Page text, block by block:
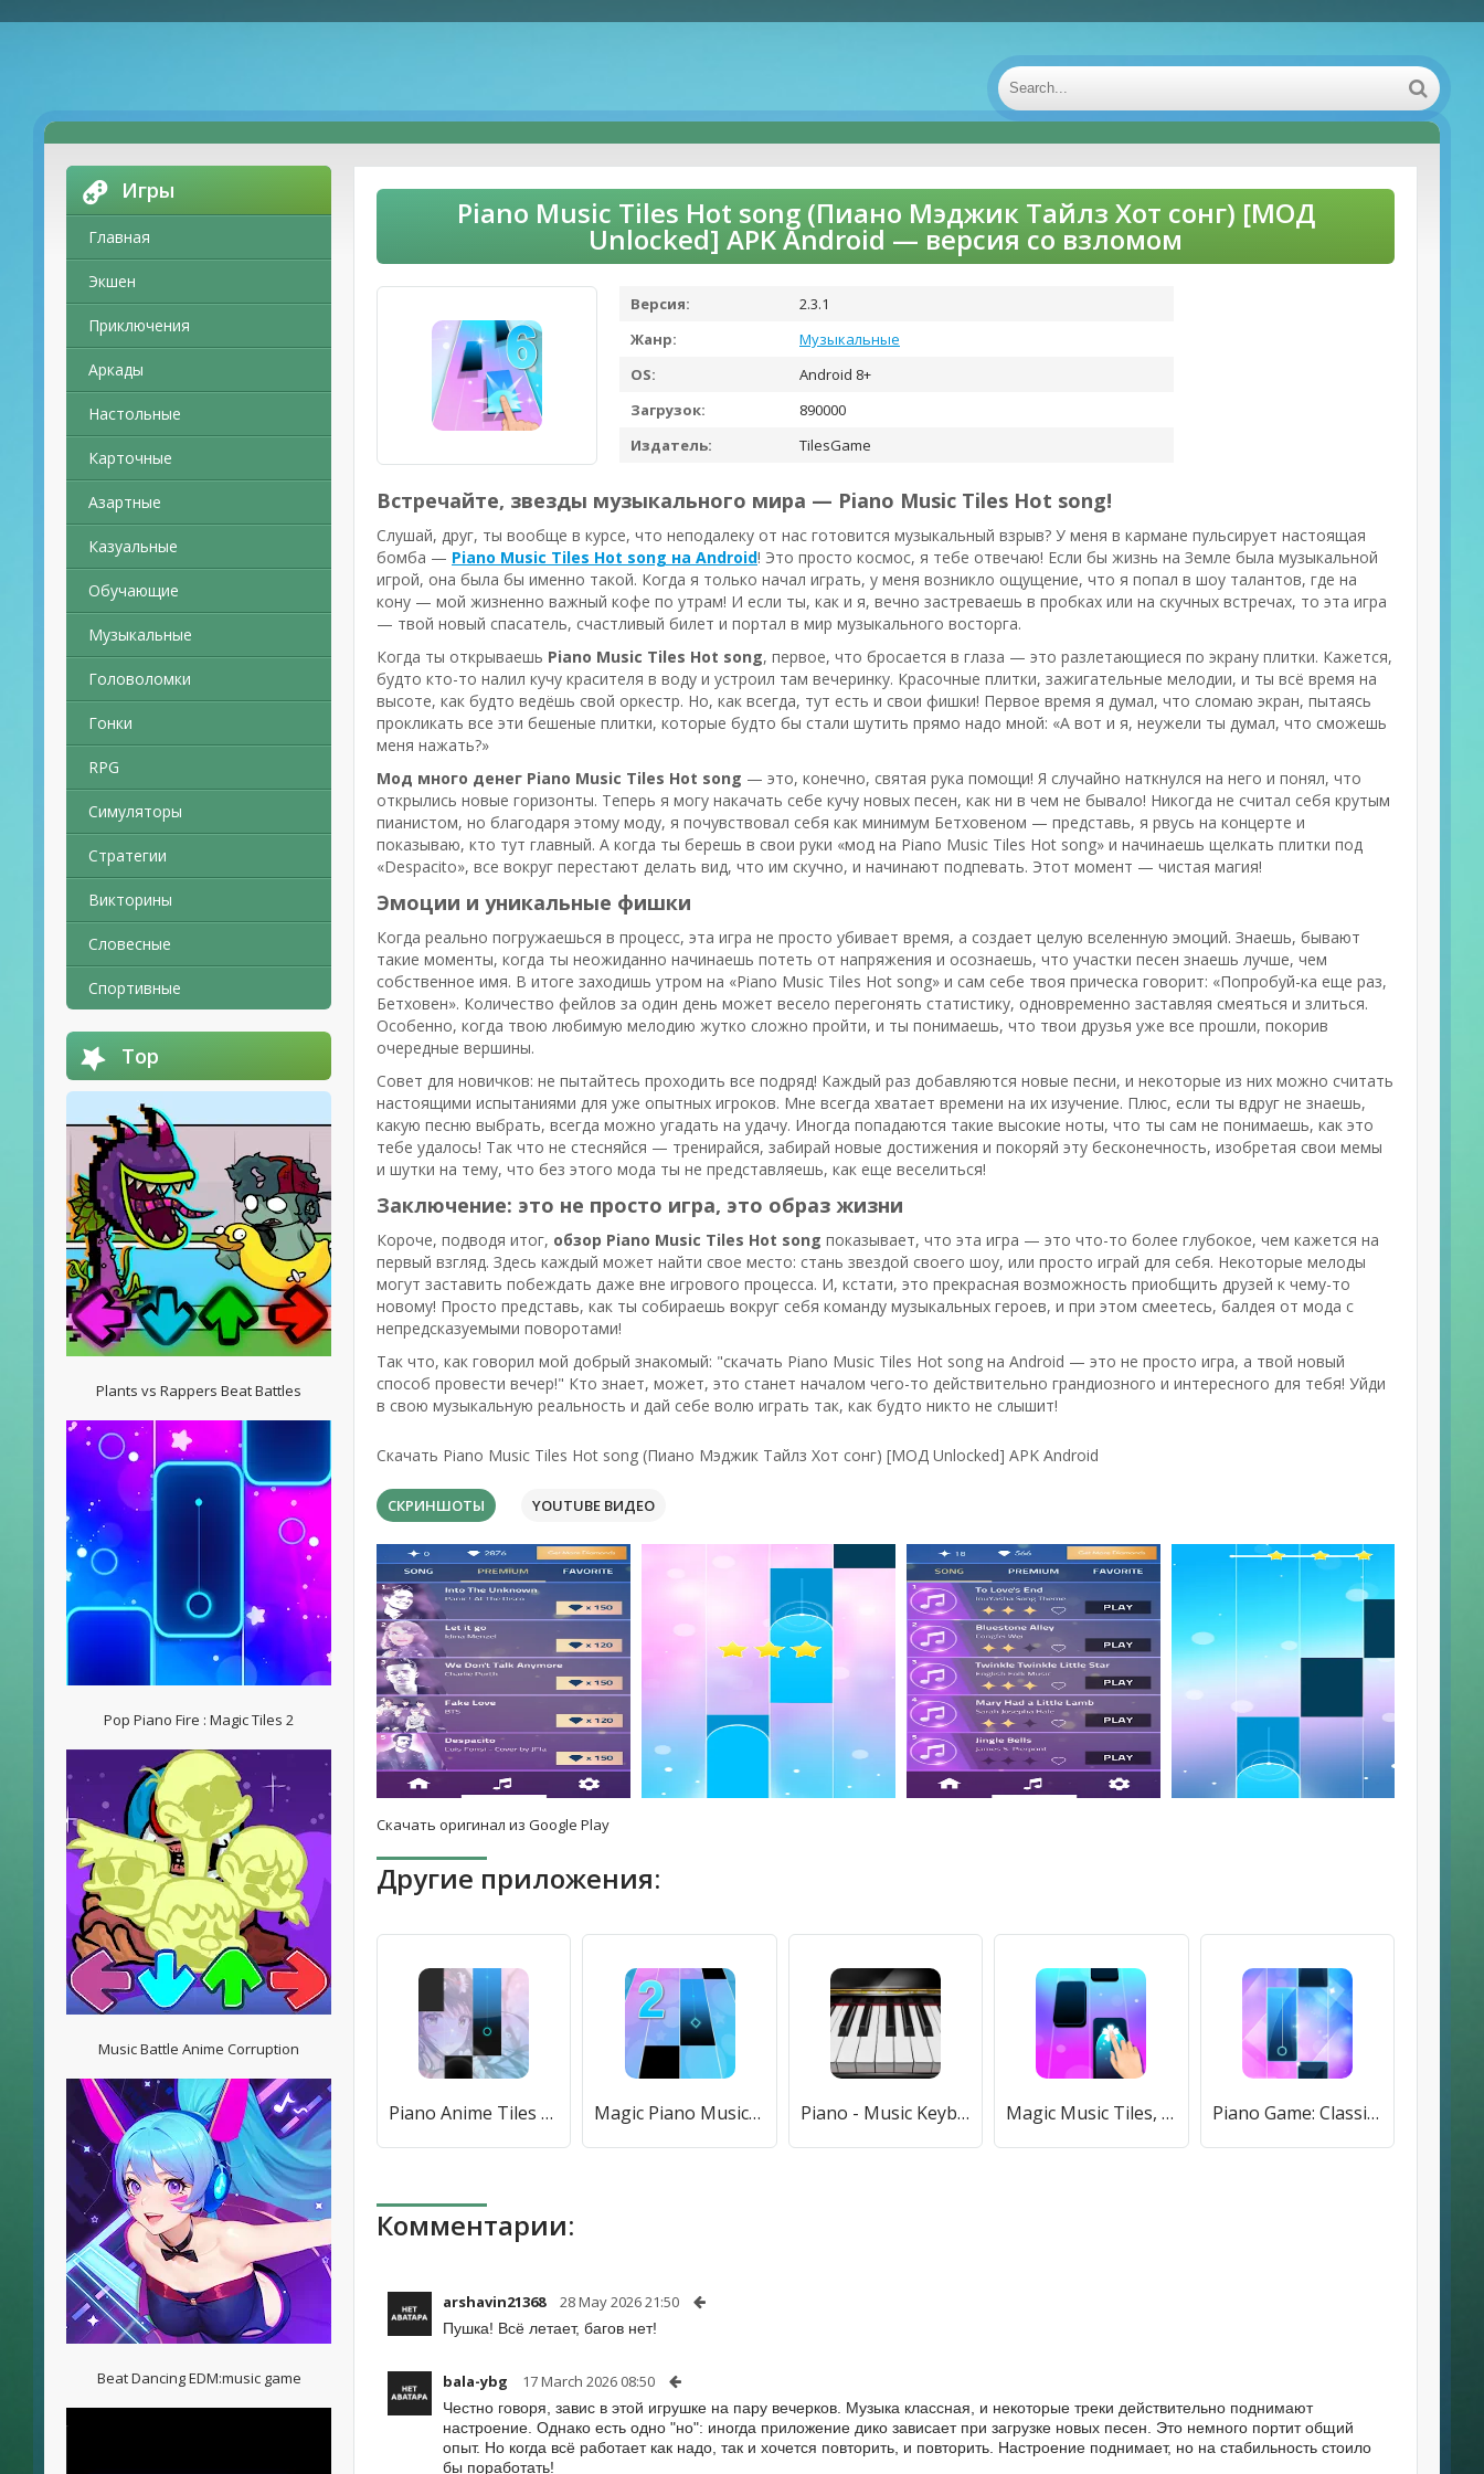
Игры
Главная
Экшен
Приключения
Аркады
Настольные
Карточные
Азартные
Казуальные
Обучающие
Музыкальные
Головоломки
Гонки
RPG
Симуляторы
Стратегии
Викторины
Словесные
Спортивные
Top
Plants vs Rappers Beat Battles
Pop Piano Fire : Magic Tiles 2
Music Battle Anime Corruption
Beat Dancing EDM:music game
Piano Music Tiles Hot song (Пиано Мэджик Тайлз Хот сонг) [МОД
Unlocked] APK Android — версия со взломом
Версия:
2.3.1
Жанр:
Музыкальные
OS:
Android 8+
Загрузок:
890000
Издатель:
TilesGame
Встречайте, звезды музыкального мира — Piano Music Tiles Hot song!
Слушай, друг, ты вообще в курсе, что неподалеку от нас готовится музыкальный взрыв? У меня в кармане пульсирует настоящая
бомба — Piano Music Tiles Hot song на Android! Это просто космос, я тебе отвечаю! Если бы жизнь на Земле была музыкальной
игрой, она была бы именно такой. Когда я только начал играть, у меня возникло ощущение, что я попал в шоу талантов, где на
кону — мой жизненно важный кофе по утрам! И если ты, как и я, вечно застреваешь в пробках или на скучных встречах, то эта игра
— твой новый спасатель, счастливый билет и портал в мир музыкального восторга.
Когда ты открываешь Piano Music Tiles Hot song, первое, что бросается в глаза — это разлетающиеся по экрану плитки. Кажется,
будто кто-то налил кучу красителя в воду и устроил там вечеринку. Красочные плитки, зажигательные мелодии, и ты всё время на
высоте, как будто ведёшь свой оркестр. Но, как всегда, тут есть и свои фишки! Первое время я думал, что сломаю экран, пытаясь
прокликать все эти бешеные плитки, которые будто бы стали шутить прямо надо мной: «А вот и я, неужели ты думал, что сможешь
меня нажать?»
Мод много денег Piano Music Tiles Hot song — это, конечно, святая рука помощи! Я случайно наткнулся на него и понял, что
открылись новые горизонты. Теперь я могу накачать себе кучу новых песен, как ни в чем не бывало! Никогда не считал себя крутым
пианистом, но благодаря этому моду, я почувствовал себя как минимум Бетховеном — представь, я рвусь на концерте и
показываю, кто тут главный. А когда ты берешь в свои руки «мод на Piano Music Tiles Hot song» и начинаешь щелкать плитки под
«Despacito», все вокруг перестают делать вид, что им скучно, и начинают подпевать. Этот момент — чистая магия!
Эмоции и уникальные фишки
Когда реально погружаешься в процесс, эта игра не просто убивает время, а создает целую вселенную эмоций. Знаешь, бывают
такие моменты, когда ты неожиданно начинаешь потеть от напряжения и осознаешь, что участки песен знаешь лучше, чем
собственное имя. В итоге заходишь утром на «Piano Music Tiles Hot song» и сам себе твоя прическа говорит: «Попробуй-ка еще раз,
Бетховен». Количество фейлов за один день может весело перегонять статистику, одновременно заставляя смеяться и злиться.
Особенно, когда твою любимую мелодию жутко сложно пройти, и ты понимаешь, что твои друзья уже все прошли, покорив
очередные вершины.
Совет для новичков: не пытайтесь проходить все подряд! Каждый раз добавляются новые песни, и некоторые из них можно считать
настоящими испытаниями для уже опытных игроков. Мне всегда хватает времени на их изучение. Плюс, если ты вдруг не знаешь,
какую песню выбрать, всегда можно угадать на удачу. Иногда попадаются такие высокие ноты, что ты сам не понимаешь, как это
тебе удалось! Так что не стесняйся — тренирайся, забирай новые достижения и покоряй эту бесконечность, изобретая свои мемы
и шутки на тему, что без этого мода ты не представляешь, как еще веселиться!
Заключение: это не просто игра, это образ жизни
Короче, подводя итог, обзор Piano Music Tiles Hot song показывает, что эта игра — это что-то более глубокое, чем кажется на
первый взгляд. Здесь каждый может найти свое место: стань звездой своего шоу, или просто играй для себя. Некоторые мелоды
могут заставить побеждать даже вне игрового процесса. И, кстати, это прекрасная возможность приобщить друзей к чему-то
новому! Просто представь, как ты собираешь вокруг себя команду музыкальных героев, и при этом смеетесь, балдея от мода с
непредсказуемыми поворотами!
Так что, как говорил мой добрый знакомый: "скачать Piano Music Tiles Hot song на Android — это не просто игра, а твой новый
способ провести вечер!" Кто знает, может, это станет началом чего-то действительно грандиозного и интересного для тебя! Уйди
в свою музыкальную реальность и дай себе волю играть так, как будто никто не слышит!
Скачать Piano Music Tiles Hot song (Пиано Мэджик Тайлз Хот сонг) [МОД Unlocked] APK Android
СКРИНШОТЫ YOUTUBE ВИДЕО
Скачать оригинал из Google Play
Другие приложения:
Piano Anime Tiles Music (Пиано Аниме Плитки Музыка) [МОД Premium] APK Android Magic Piano Music Tiles 2 (Магическое пианино Музыкальные плитки 2) [МОД Все открыто] APK Android Piano - Music Keyboard & Tiles [МОД Mega Pack] APK Android Magic Music Tiles, Piano Tiles [МОД Все открыто] APK Android Piano Game: Classic Music Song [МОД Меню] APK Android
Комментарии:
arshavin21368 28 May 2026 21:50
Пушка! Всё летает, багов нет!
bala-ybg 17 March 2026 08:50
Честно говоря, завис в этой игрушке на пару вечерков. Музыка классная, и некоторые треки действительно поднимают
настроение. Однако есть одно "но": иногда приложение дико зависает при загрузке новых песен. Это немного портит общий
опыт. Но когда всё работает как надо, так и хочется повторить, и повторить. Настроение поднимает, но на стабильность стоило
бы поработать!